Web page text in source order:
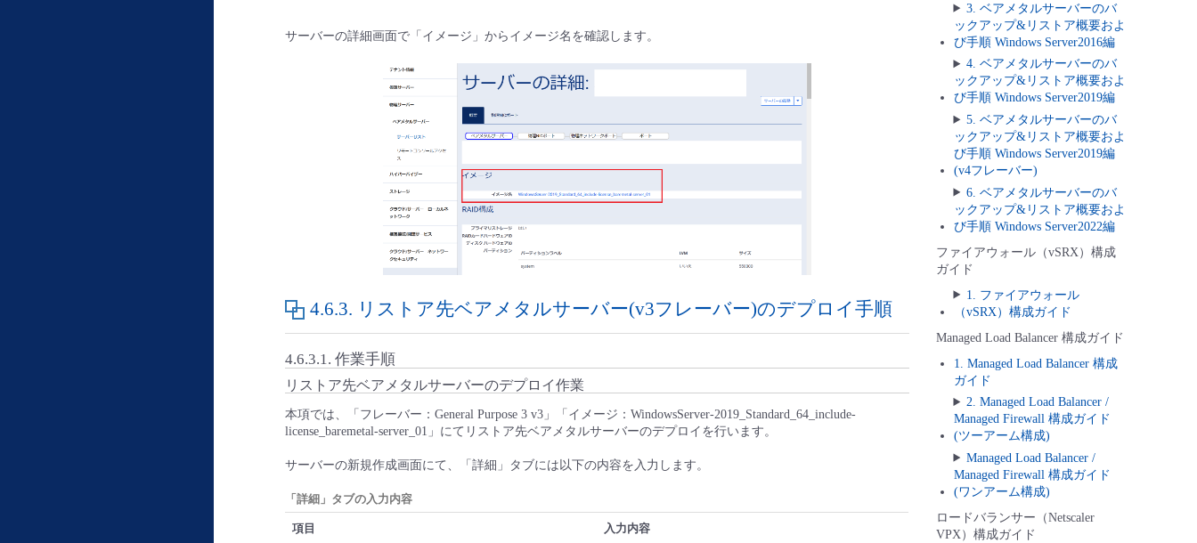
サーバーの詳細画面で「イメージ」からイメージ名を確認します。
4.6.3. リストア先ベアメタルサーバー(v3フレーバー)のデプロイ手順
4.6.3.1. 作業手順
リストア先ベアメタルサーバーのデプロイ作業
本項では、「フレーバー：General Purpose 3 v3」「イメージ：WindowsServer-2019_Standard_64_include-
license_baremetal-server_01」にてリストア先ベアメタルサーバーのデプロイを行います。
サーバーの新規作成画面にて、「詳細」タブには以下の内容を入力します。
「詳細」タブの入力内容
項目 入力内容
3. ベアメタルサーバーのバ
ックアップ&リストア概要およ
び手順 Windows Server2016編
4. ベアメタルサーバーのバ
ックアップ&リストア概要およ
び手順 Windows Server2019編
5. ベアメタルサーバーのバ
ックアップ&リストア概要およ
び手順 Windows Server2019編
(v4フレーバー)
6. ベアメタルサーバーのバ
ックアップ&リストア概要およ
び手順 Windows Server2022編
ファイアウォール（vSRX）構成
ガイド
1. ファイアウォール
（vSRX）構成ガイド
Managed Load Balancer 構成ガイド
1. Managed Load Balancer 構成
ガイド
2. Managed Load Balancer /
Managed Firewall 構成ガイド
(ツーアーム構成)
Managed Load Balancer /
Managed Firewall 構成ガイド
(ワンアーム構成)
ロードバランサー（Netscaler
VPX）構成ガイド